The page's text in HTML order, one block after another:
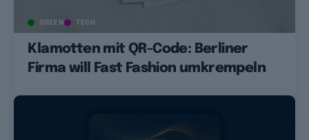
GREEN TECH
Klamotten mit QR-Code: Berliner
Firma will Fast Fashion umkrempeln